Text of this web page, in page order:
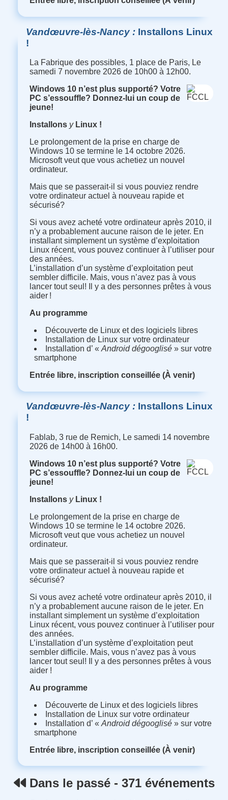
Vandœuvre-lès-Nancy Installons Linux
!
La Fabrique des possibles, 1 place de Paris, Le
samedi 7 novembre 2026 de 10h00 à 12h00.
Windows 10 n’est plus supporté? Votre
PC s’essouffle? Donnez-lui un coup de
jeune!
Installons yLinux !
Le prolongement de la prise en charge de
Windows 10 se termine le 14 octobre 2026.
Microsoft veut que vous achetiez un nouvel
ordinateur.
Mais que se passerait-il si vous pouviez rendre
votre ordinateur actuel à nouveau rapide et
sécurisé?
Si vous avez acheté votre ordinateur après 2010, il
n’y a probablement aucune raison de le jeter. En
installant simplement un système d’exploitation
Linux récent, vous pouvez continuer à l’utiliser pour
des années.
L’installation d’un système d’exploitation peut
sembler difficile. Mais, vous n’avez pas à vous
lancer tout seul ! Il y a des personnes prêtes à vous
aider !
Au programme
Découverte de Linux et des logiciels libres
Installation de Linux sur votre ordinateur
Installation d’ «Android dégooglisé » sur votre
smartphone
Entrée libre, inscription conseillée (À venir)
Vandœuvre-lès-Nancy Installons Linux
!
Fablab, 3 rue de Remich, Le samedi 14 novembre
2026 de 14h00 à 16h00.
Windows 10 n’est plus supporté? Votre
PC s’essouffle? Donnez-lui un coup de
jeune!
Installons yLinux !
Le prolongement de la prise en charge de
Windows 10 se termine le 14 octobre 2026.
Microsoft veut que vous achetiez un nouvel
ordinateur.
Mais que se passerait-il si vous pouviez rendre
votre ordinateur actuel à nouveau rapide et
sécurisé?
Si vous avez acheté votre ordinateur après 2010, il
n’y a probablement aucune raison de le jeter. En
installant simplement un système d’exploitation
Linux récent, vous pouvez continuer à l’utiliser pour
des années.
L’installation d’un système d’exploitation peut
sembler difficile. Mais, vous n’avez pas à vous
lancer tout seul ! Il y a des personnes prêtes à vous
aider !
Au programme
Découverte de Linux et des logiciels libres
Installation de Linux sur votre ordinateur
Installation d’ «Android dégooglisé » sur votre
smartphone
Entrée libre, inscription conseillée (À venir)
Dans le passé - 371 événements